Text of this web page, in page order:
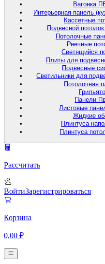
Вагонка
Интерьерная панель
Кассетные
Подвесной
Потолочные
Реечные
Светящийся
Плиты для
Подвесные
Светильники для
Потолочная
Грильято
Панели
Листовые
Жидкие
Плинтуса
Плинтуса
Рассчитать
ВойтиЗарегистрироваться
Корзина
0,00 ₽